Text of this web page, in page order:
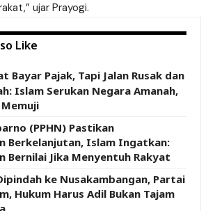
ujar Prayogi.
Like
Bayar Pajak, Tapi Jalan Rusak dan
Islam Serukan Negara Amanah,
(PPHN) Pastikan
Berkelanjutan, Islam Ingatkan:
Bernilai Jika Menyentuh Rakyat
ke Nusakambangan, Partai
Hukum Harus Adil Bukan Tajam